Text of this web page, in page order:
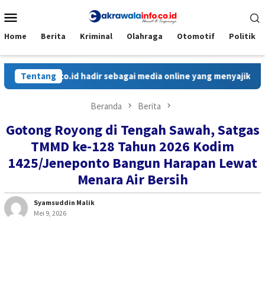
ke
Mobile
Home Berita Kriminal Olahraga Otomotif Politik
Tentanghadir sebagai media online yang menyajikan berita
Beranda Berita
Gotong Royong di Tengah Sawah, Satgas
TMMD ke-128 Tahun 2026 Kodim
1425/Jeneponto Bangun Harapan Lewat
Menara Air Bersih
Syamsuddin Malik
Mei 9, 2026